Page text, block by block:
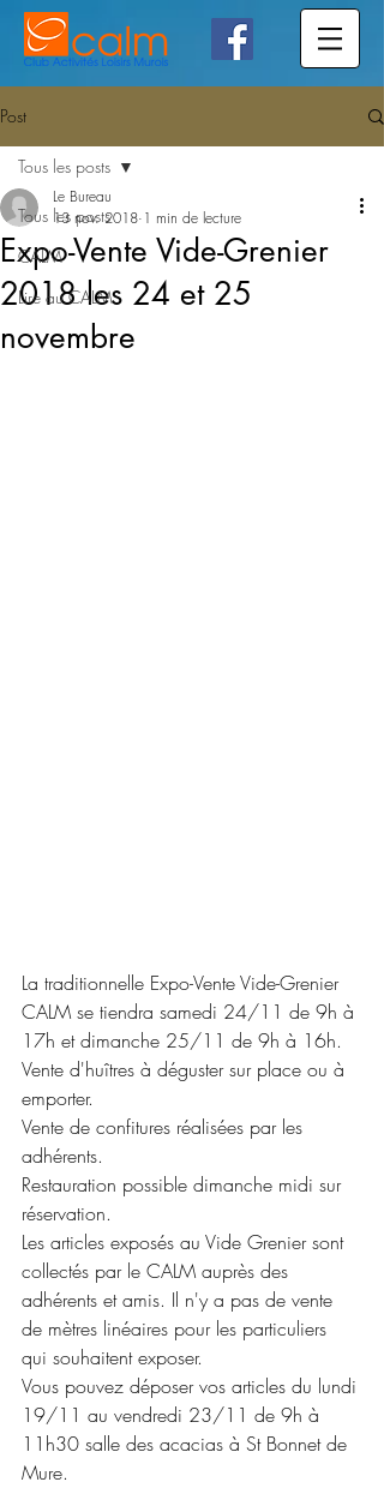
Post
Tous les posts
CALM
Lire au CALM
Tous les posts
Expo-Vente Vide-Grenier
2018 les 24 et 25
novembre
Le Bureau
13 nov. 2018 1 min de lecture
La traditionnelle Expo-Vente Vide-Grenier
CALM se tiendra samedi 24/11 de 9h à
17h et dimanche 25/11 de 9h à 16h.
Vente d'huîtres à déguster sur place ou à
emporter.
Vente de confitures réalisées par les
adhérents.
Restauration possible dimanche midi sur
réservation.
Les articles exposés au Vide Grenier sont
collectés par le CALM auprès des
adhérents et amis. Il n'y a pas de vente
de mètres linéaires pour les particuliers
qui souhaitent exposer.
Vous pouvez déposer vos articles du lundi
19/11 au vendredi 23/11 de 9h à
11h30 salle des acacias à St Bonnet de
Mure.